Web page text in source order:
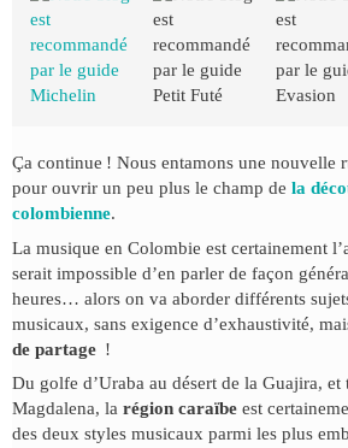
Ça continue ! Nous entamons une nouvelle
pour ouvrir un peu plus le champ de la
colombienne.
La musique en Colombie est certainement
serait impossible d’en parler de façon
heures… alors on va aborder différents
musicaux, sans exigence d’exhaustivité,
de partage !
Du golfe d’Uraba au désert de la Guajira,
Magdalena, la région caraïbe est
des deux styles musicaux parmi les plus